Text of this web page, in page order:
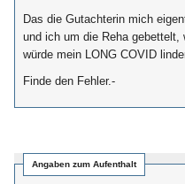
Das die Gutachterin mich
und ich um die Reha
würde mein LONG COVID
Finde den Fehler.-
Angaben zum Aufenthalt